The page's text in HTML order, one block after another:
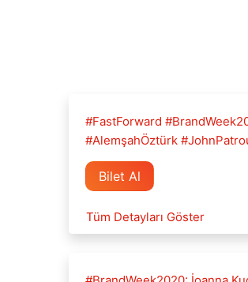
#FastForward
#AlemşahÖztürk
Bilet Al
Tüm Detayları Göster